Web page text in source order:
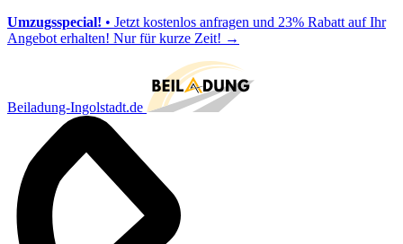
Umzugsspecial! • Jetzt kostenlos anfragen und 23% Rabatt auf Ihr
Angebot erhalten! Nur für kurze Zeit! →
Beiladung-Ingolstadt.de